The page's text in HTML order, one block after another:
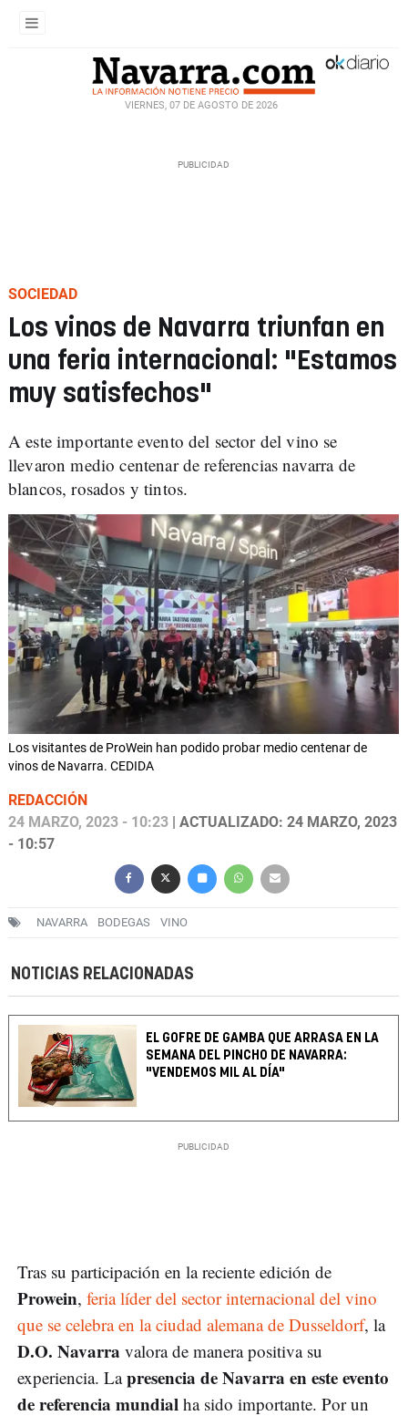
VIERNES, 07 DE AGOSTO DE 2026
SOCIEDAD
Los vinos de Navarra triunfan en
una feria internacional: "Estamos
muy satisfechos"
A este importante evento del sector del vino se
llevaron medio centenar de referencias navarra de
blancos, rosados y tintos.
Los visitantes de ProWein han podido probar medio centenar de
vinos de Navarra. CEDIDA
REDACCIÓN
24 MARZO, 2023 - 10:23 | ACTUALIZADO: 24 MARZO, 2023
- 10:57
NAVARRA BODEGAS VINO
NOTICIAS RELACIONADAS
EL GOFRE DE GAMBA QUE ARRASA EN LA
SEMANA DEL PINCHO DE NAVARRA:
"VENDEMOS MIL AL DÍA"
Tras su participación en la reciente edición de
Prowein, feria líder del sector internacional del vino
que se celebra en la ciudad alemana de Dusseldorf, la
D.O. Navarra valora de manera positiva su
experiencia. Lapresencia de Navarra en este evento
de referencia mundial ha sido importante. Por un